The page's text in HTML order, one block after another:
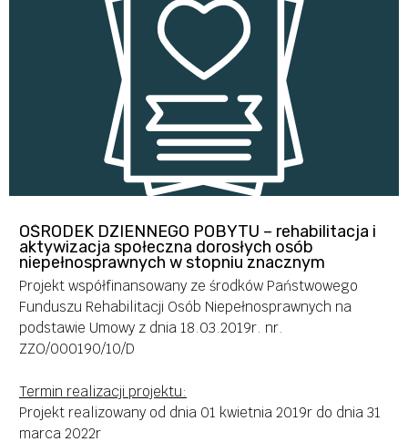
umiarkowanym stopniu niepełnosprawności, w
szczególności z tytułu niepełnosprawności intelektualnej,
psychicznej, autyzmu oraz niepełnosprawności
sprzężonych. W pierwszej kolejności wsparciem zostają
objęte osoby mające ograniczoną możliwość pomocy ze
strony rodziny i najbliższego otoczenia.
Całkowite koszty projektu – 427 800,00zł
Kwota dofinansowania przez PFRON – 419 400,00zł
Wkład własny – 8 400zł
OŚRODEK DZIENNEGO POBYTU – rehabilitacja i
aktywizacja społeczna dorosłych osób
niepełnosprawnych w stopniu znacznym
Projekt współfinansowany ze środków Państwowego
Funduszu Rehabilitacji Osób Niepełnosprawnych na
podstawie Umowy z dnia 18.03.2019r. nr.
ZZO/000190/10/D
Termin realizacji projektu:
Projekt realizowany od dnia 01 kwietnia 2019r do dnia 31
marca 2022r